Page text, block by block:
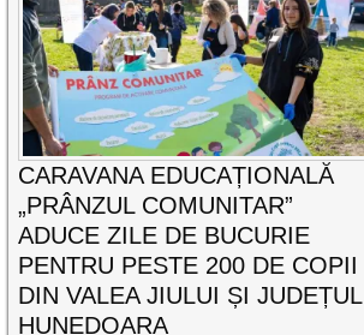
CARAVANA EDUCAȚIONALĂ
„PRÂNZUL COMUNITAR”
ADUCE ZILE DE BUCURIE
PENTRU PESTE 200 DE COPII
DIN VALEA JIULUI ȘI JUDEȚUL
HUNEDOARA